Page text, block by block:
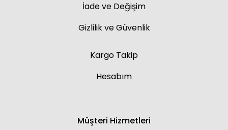
İade ve Değişim
Gizlilik ve Güvenlik
Kargo Takip
Hesabım
Müşteri Hizmetleri